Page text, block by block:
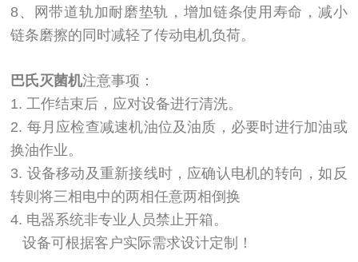
8、网带道轨加耐磨垫轨，增加链条使用寿命，减小
链条磨擦的同时减轻了传动电机负荷。
巴氏灭菌机注意事项：
1. 工作结束后，应对设备进行清洗。
2. 每月应检查减速机油位及油质，必要时进行加油或
换油作业。
3. 设备移动及重新接线时，应确认电机的转向，如反
转则将三相电中的两相任意两相倒换
4. 电器系统非专业人员禁止开箱。
设备可根据客户实际需求设计定制！